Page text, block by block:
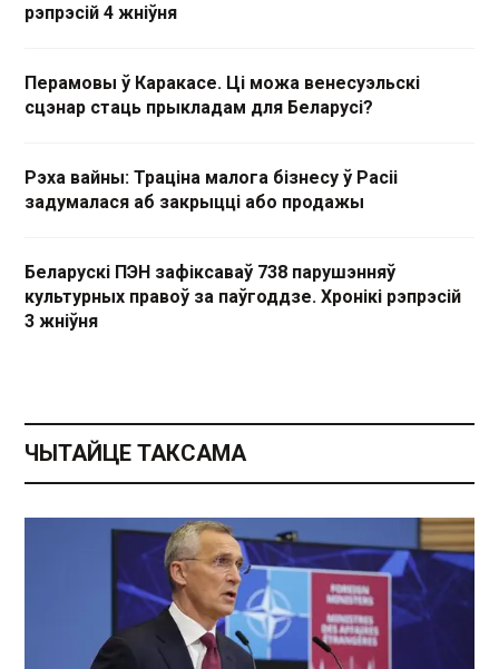
рэпрэсій 4 жніўня
Перамовы ў Каракасе. Ці можа венесуэльскі
сцэнар стаць прыкладам для Беларусі?
Рэха вайны: Траціна малога бізнесу ў Расіі
задумалася аб закрыцці або продажы
Беларускі ПЭН зафіксаваў 738 парушэнняў
культурных правоў за паўгоддзе. Хронікі рэпрэсій
3 жніўня
ЧЫТАЙЦЕ ТАКСАМА